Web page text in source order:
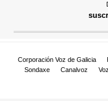
Corporación Voz de Galicia
Sondaxe
Canalvoz